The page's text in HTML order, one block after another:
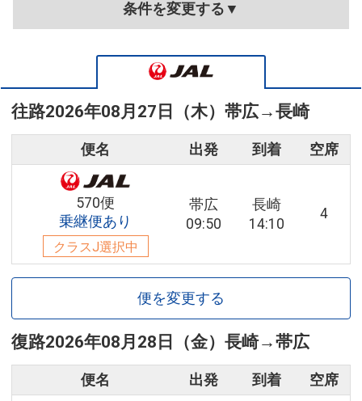
条件を変更する▼
往路2026年08月27日（木） 帯広→長崎
便名 出発 到着 空席
570便
乗継便あり
クラスJ選択中
帯広
09:50
長崎
14:10
4
便を変更する
復路2026年08月28日（金） 長崎→帯広
便名 出発 到着 空席